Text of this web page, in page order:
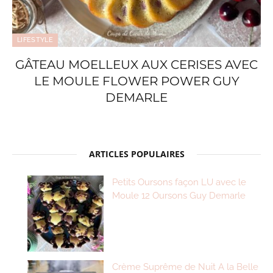
LIFESTYLE
GÂTEAU MOELLEUX AUX CERISES AVEC
LE MOULE FLOWER POWER GUY
DEMARLE
ARTICLES POPULAIRES
Petits Oursons façon LU avec le
Moule 12 Oursons Guy Demarle
Crème Suprême de Nuit A la Belle